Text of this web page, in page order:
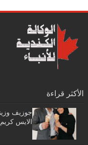
الأكثر قراءة
جوزيف
الايس كريم